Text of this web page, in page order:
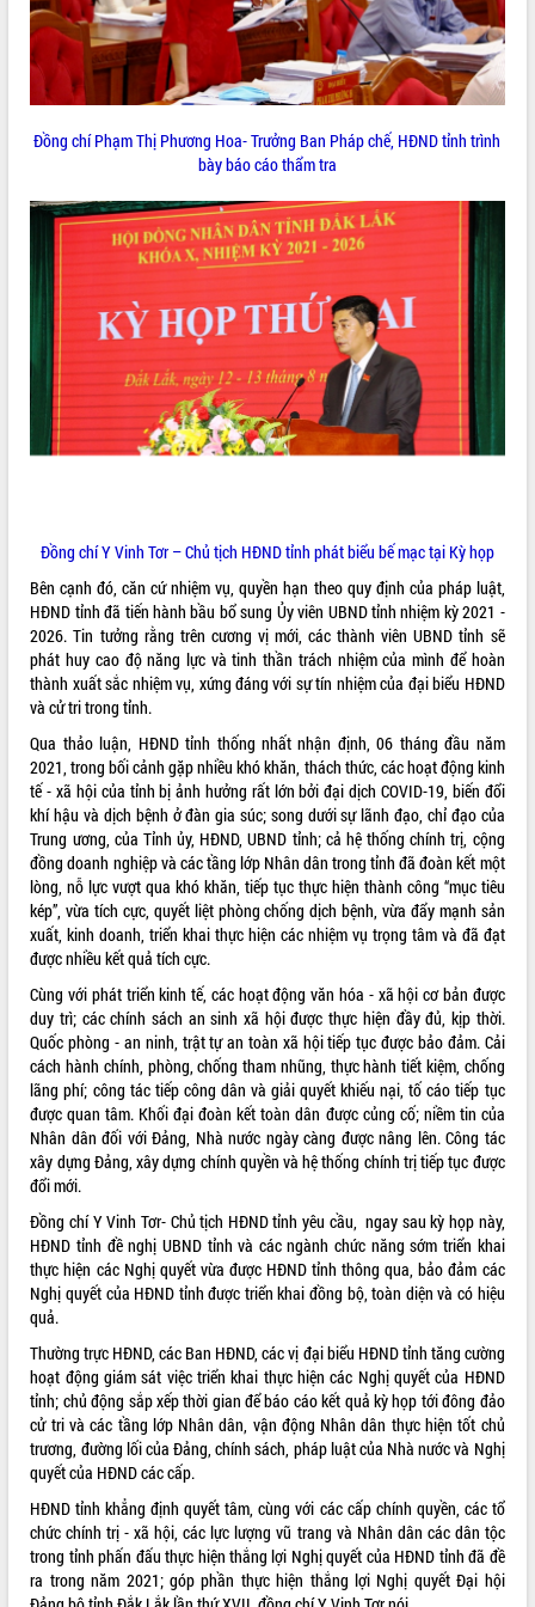
phá cơ chế - Hợp tác công tư
Đề án 06 tạo bước ngoặt đột phá trong
cải cách hành chính tỉnh Đắk Lắk
Kết nối tour, đẩy mạnh chuyển đổi số
Khởi động Dự án Đầu tư xây dựng hạ
tầng kỹ thuật Cụm công nghiệp Tân
Tiến
Gặp mặt các cơ quan báo chí nhân Kỷ
niệm 101 năm Ngày Báo chí Cách
Đắk Lắk sơ kết 4 năm triển khai thực
hiện Đề án 06 của Chính phủ
Họp báo thông tin về Hội nghị Công bố
Quy hoạch và Xúc tiến đầu tư tỉnh Đắk
Khơi thông điểm nghẽn, đẩy nhanh
giải ngân vốn khắc phục thiên tai
Hội thảo góp ý hồ sơ điều chỉnh quy
hoạch tỉnh Đắk Lắk thời kỳ 2021-2030,
tầm nhìn đến năm 2050
Nâng cao hiệu quả hoạt động của các
doanh nghiệp nhà nước
Hội nghị triển khai kết nối mạng
truyền số liệu chuyên dùng phục vụ cơ
quan Đảng, Nhà nước
Lễ phát động chuỗi hoạt động chung
tay làm sạch môi trường
Xã Ea Kar bước chuyển mình trong
công tác cải cách hành chính mô hình
mới
UBND tỉnh họp báo định kỳ tháng 4
năm 2026
Hội thảo khoa học “Giải pháp thúc đẩy
phát triển nền kinh tế xanh tại tỉnh
Đắk Lắk”
Tăng cường giám sát, đôn đốc thực
hiện nhiệm vụ quản lý tài sản công
hàng tuần
Tháo gỡ những vướng mắc, đẩy mạnh
công tác cải cách thủ tục hành chính
tại Trung tâm Phục vụ hành chính
công tỉnh
Đắk Lắk: Tôn vinh 46 giải pháp tại Hội
thi Sáng tạo Kỹ thuật 2024 - 2025
Đắk Lắk rà soát, điều chỉnh Đề án 190
về phát triển nuôi trồng thủy sản
Phó Chủ tịch UBND tỉnh Đắk Lắk
Trương Công Thái kiểm tra thực địa
Dự án cao tốc Khánh Hòa - Buôn Ma
Thuột
Định vị cà phê Việt Nam như một “di
sản sống” trong dòng chảy toàn cầu
Xây dựng nông thôn mới: Nâng cao đời
sống người dân từ những mô hình thiết
thực
Quyết liệt tháo gỡ vướng mắc, đẩy
nhanh tiến độ các dự án trọng điểm
trong Khu kinh tế Nam Phú Yên
Đồng chí Phạm Thị Phương Hoa- Trưởng Ban Pháp chế, HĐND tỉnh trình
bày báo cáo thẩm tra
Đồng chí Y Vinh Tơr – Chủ tịch HĐND tỉnh phát biểu bế mạc tại Kỳ họp
Bên cạnh đó, căn cứ nhiệm vụ, quyền hạn theo quy định của pháp luật,
HĐND tỉnh đã tiến hành bầu bổ sung Ủy viên UBND tỉnh nhiệm kỳ 2021 -
2026. Tin tưởng rằng trên cương vị mới, các thành viên UBND tỉnh sẽ
phát huy cao độ năng lực và tinh thần trách nhiệm của mình để hoàn
thành xuất sắc nhiệm vụ, xứng đáng với sự tín nhiệm của đại biểu HĐND
và cử tri trong tỉnh.
Qua thảo luận, HĐND tỉnh thống nhất nhận định, 06 tháng đầu năm
2021, trong bối cảnh gặp nhiều khó khăn, thách thức, các hoạt động kinh
tế - xã hội của tỉnh bị ảnh hưởng rất lớn bởi đại dịch COVID-19, biến đổi
khí hậu và dịch bệnh ở đàn gia súc; song dưới sự lãnh đạo, chỉ đạo của
Trung ương, của Tỉnh ủy, HĐND, UBND tỉnh; cả hệ thống chính trị, cộng
đồng doanh nghiệp và các tầng lớp Nhân dân trong tỉnh đã đoàn kết một
lòng, nỗ lực vượt qua khó khăn, tiếp tục thực hiện thành công “mục tiêu
kép”, vừa tích cực, quyết liệt phòng chống dịch bệnh, vừa đẩy mạnh sản
xuất, kinh doanh, triển khai thực hiện các nhiệm vụ trọng tâm và đã đạt
được nhiều kết quả tích cực.
Cùng với phát triển kinh tế, các hoạt động văn hóa - xã hội cơ bản được
duy trì; các chính sách an sinh xã hội được thực hiện đầy đủ, kịp thời.
Quốc phòng - an ninh, trật tự an toàn xã hội tiếp tục được bảo đảm. Cải
cách hành chính, phòng, chống tham nhũng, thực hành tiết kiệm, chống
lãng phí; công tác tiếp công dân và giải quyết khiếu nại, tố cáo tiếp tục
được quan tâm. Khối đại đoàn kết toàn dân được củng cố; niềm tin của
Nhân dân đối với Đảng, Nhà nước ngày càng được nâng lên. Công tác
xây dựng Đảng, xây dựng chính quyền và hệ thống chính trị tiếp tục được
đổi mới.
Đồng chí Y Vinh Tơr- Chủ tịch HĐND tỉnh yêu cầu, ngay sau kỳ họp này,
HĐND tỉnh đề nghị UBND tỉnh và các ngành chức năng sớm triển khai
thực hiện các Nghị quyết vừa được HĐND tỉnh thông qua, bảo đảm các
Nghị quyết của HĐND tỉnh được triển khai đồng bộ, toàn diện và có hiệu
quả.
Thường trực HĐND, các Ban HĐND, các vị đại biểu HĐND tỉnh tăng cường
hoạt động giám sát việc triển khai thực hiện các Nghị quyết của HĐND
tỉnh; chủ động sắp xếp thời gian để báo cáo kết quả kỳ họp tới đông đảo
cử tri và các tầng lớp Nhân dân, vận động Nhân dân thực hiện tốt chủ
trương, đường lối của Đảng, chính sách, pháp luật của Nhà nước và Nghị
quyết của HĐND các cấp.
HĐND tỉnh khẳng định quyết tâm, cùng với các cấp chính quyền, các tổ
chức chính trị - xã hội, các lực lượng vũ trang và Nhân dân các dân tộc
trong tỉnh phấn đấu thực hiện thắng lợi Nghị quyết của HĐND tỉnh đã đề
ra trong năm 2021; góp phần thực hiện thắng lợi Nghị quyết Đại hội